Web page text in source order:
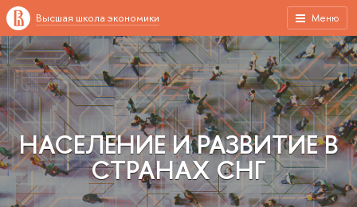
Меню
ысшая школа экономики
НАСЕЛЕНИЕ И РАЗВИТИЕ
СТРАНАХ СНГ